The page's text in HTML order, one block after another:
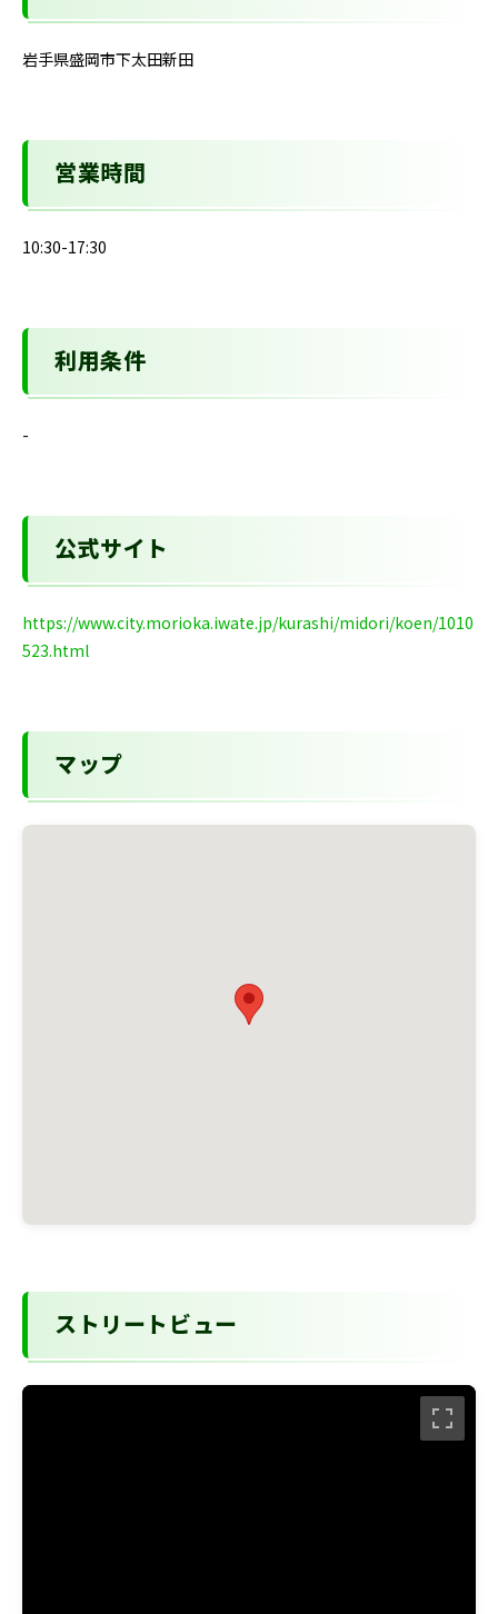
岩手県盛岡市下太田新田
営業時間
10:30-17:30
利用条件
-
公式サイト
https://www.city.morioka.iwate.jp/kurashi/midori/koen/1010
523.html
マップ
ストリートビュー